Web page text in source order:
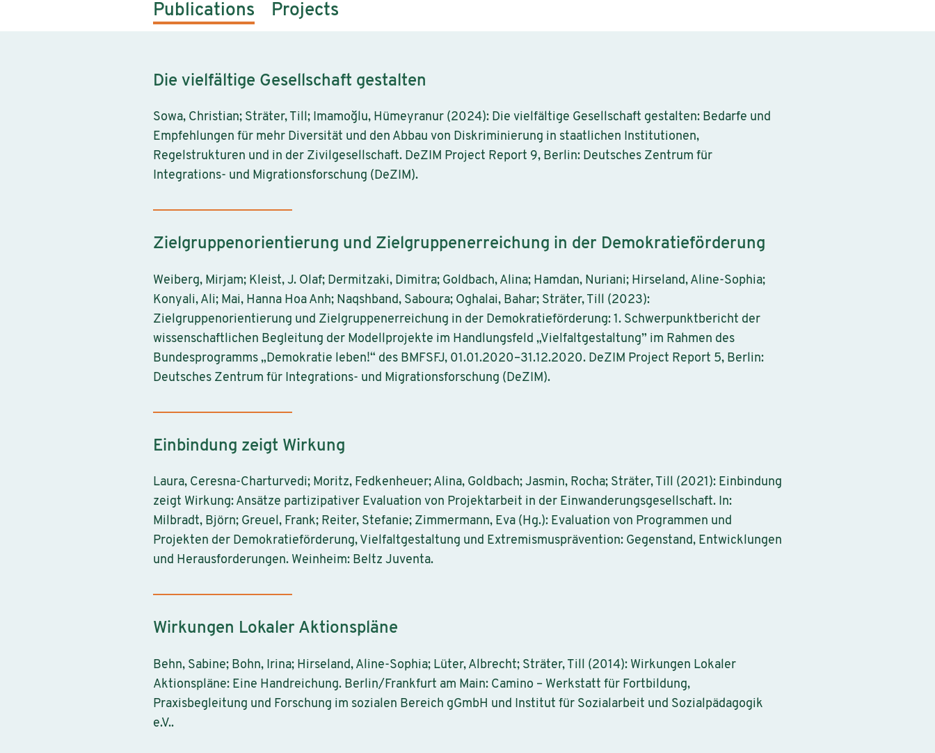
Publications Projects
Die vielfältige Gesellschaft gestalten
Sowa, Christian; Sträter, Till; Imamoğlu, Hümeyranur (2024): Die vielfältige Gesellschaft gestalten: Bedarfe und
Empfehlungen für mehr Diversität und den Abbau von Diskriminierung in staatlichen Institutionen,
Regelstrukturen und in der Zivilgesellschaft. DeZIM Project Report 9, Berlin: Deutsches Zentrum für
Integrations- und Migrationsforschung (DeZIM).
Zielgruppenorientierung und Zielgruppenerreichung in der Demokratieförderung
Weiberg, Mirjam; Kleist, J. Olaf; Dermitzaki, Dimitra; Goldbach, Alina; Hamdan, Nuriani; Hirseland, Aline-Sophia;
Konyali, Ali; Mai, Hanna Hoa Anh; Naqshband, Saboura; Oghalai, Bahar; Sträter, Till (2023):
Zielgruppenorientierung und Zielgruppenerreichung in der Demokratieförderung: 1. Schwerpunktbericht der
wissenschaftlichen Begleitung der Modellprojekte im Handlungsfeld „Vielfaltgestaltung” im Rahmen des
Bundesprogramms „Demokratie leben!“ des BMFSFJ, 01.01.2020–31.12.2020. DeZIM Project Report 5, Berlin:
Deutsches Zentrum für Integrations- und Migrationsforschung (DeZIM).
Einbindung zeigt Wirkung
Laura, Ceresna-Charturvedi; Moritz, Fedkenheuer; Alina, Goldbach; Jasmin, Rocha; Sträter, Till (2021): Einbindung
zeigt Wirkung: Ansätze partizipativer Evaluation von Projektarbeit in der Einwanderungsgesellschaft. In:
Milbradt, Björn; Greuel, Frank; Reiter, Stefanie; Zimmermann, Eva (Hg.): Evaluation von Programmen und
Projekten der Demokratieförderung, Vielfaltgestaltung und Extremismusprävention: Gegenstand, Entwicklungen
und Herausforderungen. Weinheim: Beltz Juventa.
Wirkungen Lokaler Aktionspläne
Behn, Sabine; Bohn, Irina; Hirseland, Aline-Sophia; Lüter, Albrecht; Sträter, Till (2014): Wirkungen Lokaler
Aktionspläne: Eine Handreichung. Berlin/Frankfurt am Main: Camino – Werkstatt für Fortbildung,
Praxisbegleitung und Forschung im sozialen Bereich gGmbH und Institut für Sozialarbeit und Sozialpädagogik
e.V..